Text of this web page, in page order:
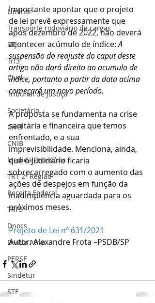
Liminar
Transporte rodoviário de cargas
STJ
Trf3
Cível
Tribunal de Justiça
Societário
Cível
CNIB
Medida Provisória
TRT 2ª Região
Receita Federal
TRF5
Dnocs
Divida Ativa
PERSE
Sindetur
STF
Importante apontar que o projeto
de lei prevê expressamente que
após dezembro de 2022, não deverá
acontecer acúmulo de índice: A
suspensão do reajuste do caput deste
artigo não dará direito ao acumulo de
índice, portanto a partir da data acima
começará um novo período.
A proposta se fundamenta na crise
sanitária e financeira que temos
enfrentado, e a sua
imprevisibilidade. Menciona, ainda,
que o Judiciário ficaria
sobrecarregado com o aumento das
ações de despejos em função da
inadimplência aguardada para os
próximos meses.
Projeto de Lei nº 631/2021
Autor: Alexandre Frota –PSDB/SP